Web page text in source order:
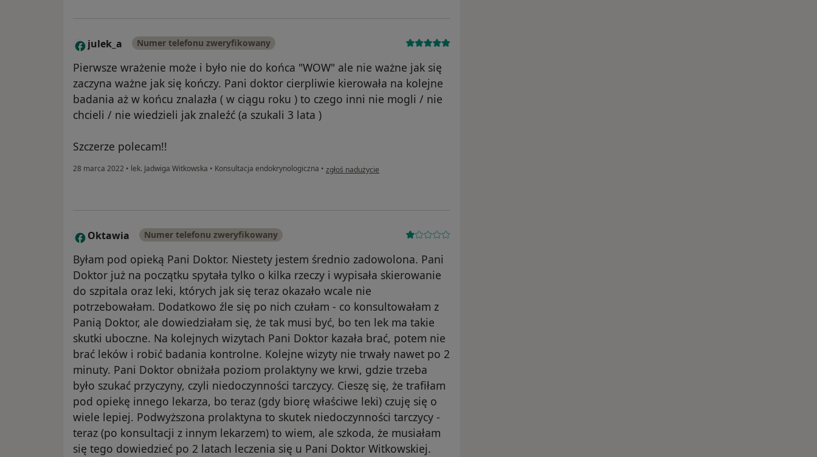
J julek_a Numer telefonu zweryfikowany
Pierwsze wrażenie może i było nie do końca "WOW" ale nie ważne jak się
zaczyna ważne jak się kończy. Pani doktor cierpliwie kierowała na kolejne
badania aż w końcu znalazła ( w ciągu roku ) to czego inni nie mogli / nie
chcieli / nie wiedzieli jak znaleźć (a szukali 3 lata )
Szczerze polecam!!
28 marca 2022 • lek. Jadwiga Witkowska • Konsultacja endokrynologiczna • w opinii użytkownika julek_a
zgłoś nadużycie
O Oktawia Numer telefonu zweryfikowany
Byłam pod opieką Pani Doktor. Niestety jestem średnio zadowolona. Pani
Doktor już na początku spytała tylko o kilka rzeczy i wypisała skierowanie
do szpitala oraz leki, których jak się teraz okazało wcale nie
potrzebowałam. Dodatkowo źle się po nich czułam - co konsultowałam z
Panią Doktor, ale dowiedziałam się, że tak musi być, bo ten lek ma takie
skutki uboczne. Na kolejnych wizytach Pani Doktor kazała brać, potem nie
brać leków i robić badania kontrolne. Kolejne wizyty nie trwały nawet po 2
minuty. Pani Doktor obniżała poziom prolaktyny we krwi, gdzie trzeba
było szukać przyczyny, czyli niedoczynności tarczycy. Cieszę się, że trafiłam
pod opiekę innego lekarza, bo teraz (gdy biorę właściwe leki) czuję się o
wiele lepiej. Podwyższona prolaktyna to skutek niedoczynności tarczycy -
teraz (po konsultacji z innym lekarzem) to wiem, ale szkoda, że musiałam
się tego dowiedzieć po 2 latach leczenia się u Pani Doktor Witkowskiej.